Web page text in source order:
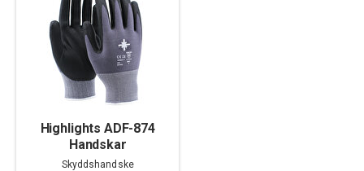
Highlights ADF-874
Handskar
Skyddshandske